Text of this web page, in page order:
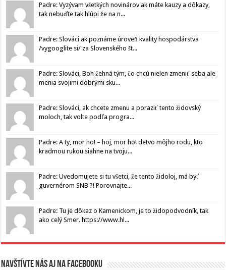
Padre: Vyzývam všetkých novinárov ak máte kauzy a dôkazy,
tak nebuďte tak hlúpi že na n...
Padre: Slováci ak poznáme úroveň kvality hospodárstva
/vygooglite si/ za Slovenského št...
Padre: Slováci, Boh žehná tým, čo chcú nielen zmeniť seba ale
menia svojimi dobrými sku...
Padre: Slováci, ak chcete zmenu a poraziť tento židovský
moloch, tak volte podľa progra...
Padre: A ty, mor ho! – hoj, mor ho! detvo môjho rodu, kto
kradmou rukou siahne na tvoju...
Padre: Uvedomujete si tu všetci, že tento židoloj, má byť
guvernérom SNB ?! Porovnajte...
Padre: Tu je dôkaz o Kamenickom, je to židopodvodník, tak
ako celý Smer. https://www.hl...
Navštívte nás aj na Facebooku